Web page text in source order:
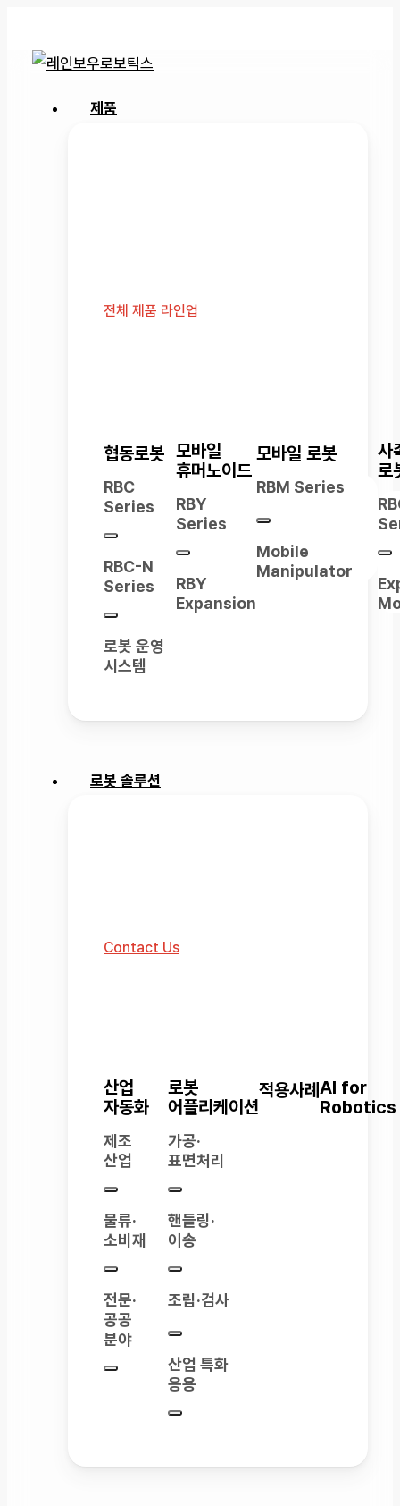
contentsearch
Menu 제품
전체 제품 라인업
협동로봇
RBC
Series
RBC-N
Series
로봇 운영
시스템
모바일
휴머노이드
RBY
Series
RBY
Expansion
모바일 로봇
RBM Series
Mobile
Manipulator
사
로
로봇 솔루션
Contact Us
산업
자동화
제조
산업
물류·
소비재
전문·
공공
분야
로봇
어플리케이션
가공·
표면처리
핸들링·
이송
조립·검사
산업 특화
응용
적용사례 AI for
Robotics